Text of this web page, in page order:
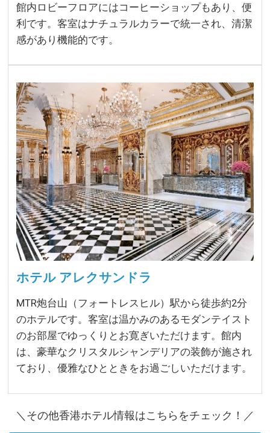
館内ロビーフロアにはコーヒーショップもあり、便
利です。客室はナチュラルカラーで統一され、清潔
感があり機能的です。
ホテル アレクサンドラ
MTR炮台山（フォートレスヒル）駅から徒歩約2分
のホテルです。客室は温かみのあるモダンテイスト
のお部屋でゆっくりとお寛ぎいただけます。館内
は、豪華なクリスタルシャンデリアの装飾が施され
ており、優雅なひとときをお過ごしいただけます。
＼その他香港ホテル情報はこちらをチェック！／